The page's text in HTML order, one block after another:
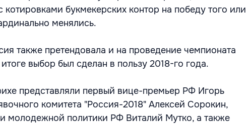
котировками букмекерских контор на победу того или
менялись.
также претендовала и на проведение чемпионата
выбор был сделан в пользу 2018-го года.
представляли первый вице-премьер РФ Игорь
комитета "Россия-2018" Алексей Сорокин,
молодежной политики РФ Виталий Мутко, а также